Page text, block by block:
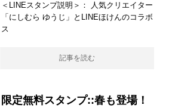
＜LINEスタンプ説明＞： 人気クリエイター
「にしむら ゆうじ」とLINEほけんのコラボ
ス
記事を読む
限定無料スタンプ::春も登場！